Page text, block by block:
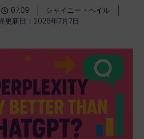
07:09
シャイニー・ヘイル
更新日：2026年7月7日